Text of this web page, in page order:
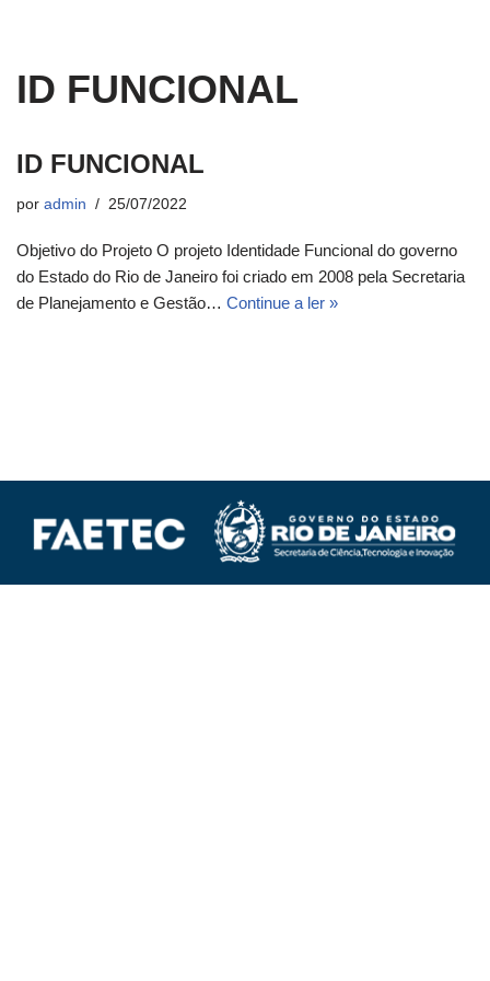
ID FUNCIONAL
ID FUNCIONAL
por admin 25/07/2022
Objetivo do Projeto O projeto Identidade Funcional do governo
do Estado do Rio de Janeiro foi criado em 2008 pela Secretaria
de Planejamento e Gestão… Continue a ler »